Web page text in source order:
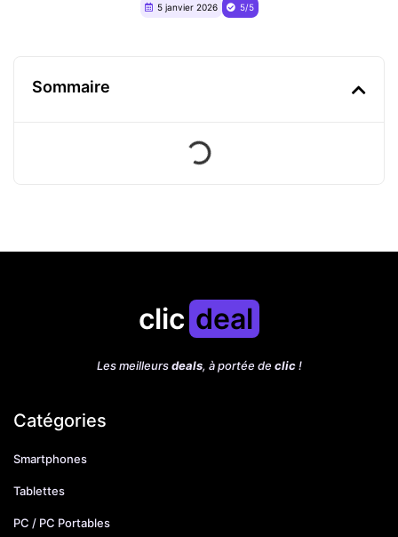
5 janvier 2026 5/5
Sommaire
clic deal
Les meilleursdeals, à portée de clic!
Catégories
Smartphones
Tablettes
PC / PC Portables